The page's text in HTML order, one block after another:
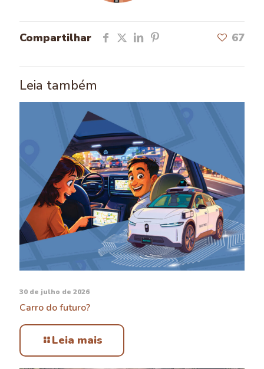
Compartilhar 67
Leia também
30 de julho de 2026
Carro do futuro?
Leia mais